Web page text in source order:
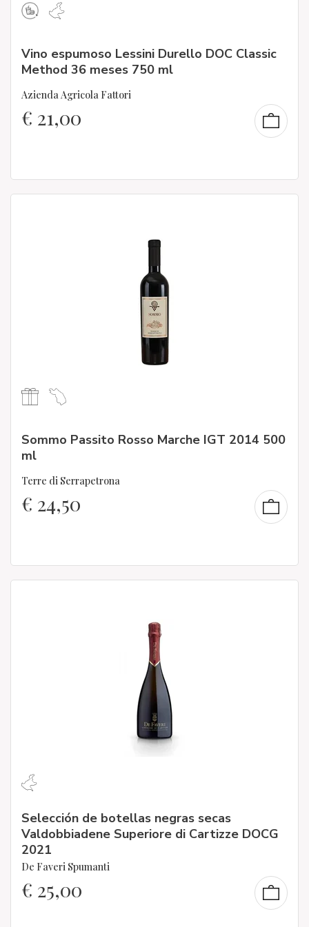
Vino espumoso Lessini Durello DOC Classic
Method 36 meses 750 ml
Azienda Agricola Fattori
€ 21,00
Sommo Passito Rosso Marche IGT 2014 500
ml
Terre di Serrapetrona
€ 24,50
Selección de botellas negras secas
Valdobbiadene Superiore di Cartizze DOCG
2021
De Faveri Spumanti
€ 25,00